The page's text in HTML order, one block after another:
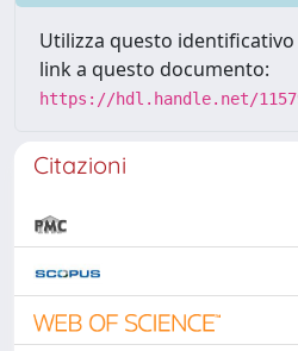
Utilizza questo
link a questo documento:
https://hdl.handle.net/
Citazioni